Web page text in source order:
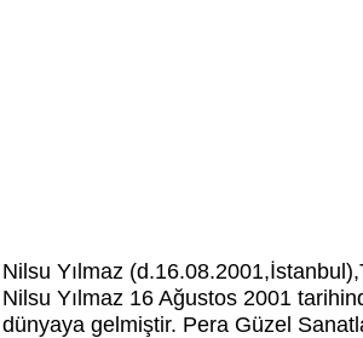
Nilsu Yılmaz
Nilsu Yılmaz 16 Ağustos 2001
dünyaya gelmiştir. Pera Güzel